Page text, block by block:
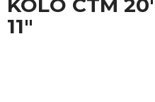
KOLO CTM
11"